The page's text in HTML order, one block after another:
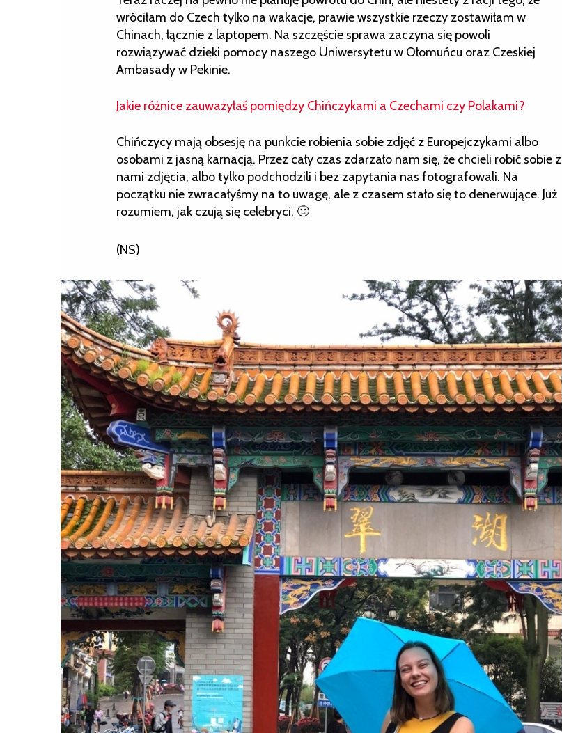
wróciłam do Czech tylko na wakacje, prawie wszystkie rzeczy zostawiłam w
Chinach, łącznie z laptopem. Na szczęście sprawa zaczyna się powoli
rozwiązywać dzięki pomocy naszego Uniwersytetu w Ołomuńcu oraz Czeskiej
Ambasady w Pekinie.
Jakie różnice zauważyłaś pomiędzy Chińczykami a Czechami czy Polakami?
Chińczycy mają obsesję na punkcie robienia sobie zdjęć z Europejczykami albo
osobami z jasną karnacją. Przez cały czas zdarzało nam się, że chcieli robić sobie z
nami zdjęcia, albo tylko podchodzili i bez zapytania nas fotografowali. Na
początku nie zwracałyśmy na to uwagę, ale z czasem stało się to denerwujące. Już
rozumiem, jak czują się celebryci. 🙂
(NS)